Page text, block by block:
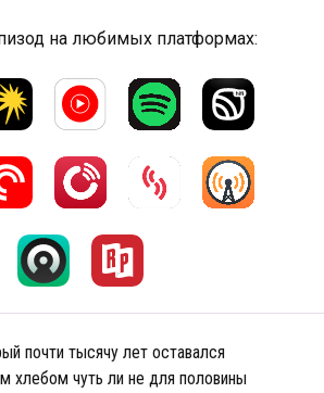
на любимых платформах:
почти тысячу лет оставался
хлебом чуть ли не для половины